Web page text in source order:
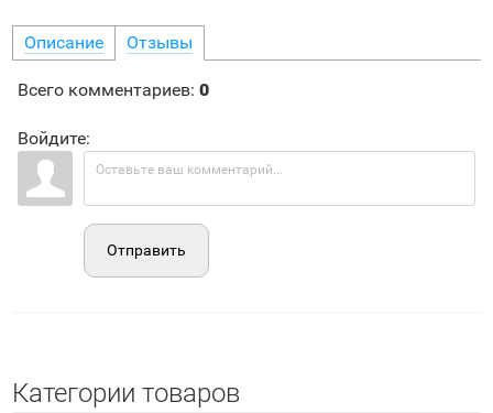
Описание Отзывы
Всего комментариев: 0
Войдите:
Отправить
Категории товаров